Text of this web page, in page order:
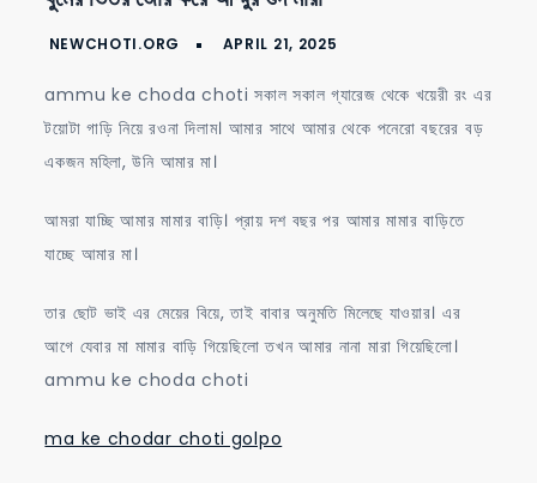
ভিতর
জোর
ammu ke choda choti সকাল সকাল গ্যারেজ থেকে খয়েরী রং এর
টয়োটা গাড়ি নিয়ে রওনা দিলাম। আমার সাথে আমার থেকে পনেরো বছরের বড়
একজন মহিলা, উনি আমার মা।
আমরা যাচ্ছি আমার মামার বাড়ি। প্রায় দশ বছর পর আমার মামার বাড়িতে
যাচ্ছে আমার মা।
তার ছোট ভাই এর মেয়ের বিয়ে, তাই বাবার অনুমতি মিলেছে যাওয়ার। এর
আগে যেবার মা মামার বাড়ি গিয়েছিলো তখন আমার নানা মারা গিয়েছিলো।
ammu ke choda choti
ma ke chodar choti golpo